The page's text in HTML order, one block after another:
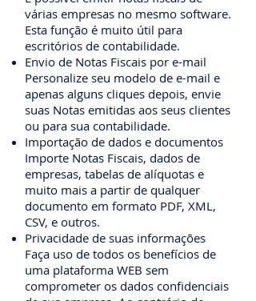
várias empresas no mesmo software.
Esta função é muito útil para
escritórios de contabilidade.
Envio de Notas Fiscais por e-mail
Personalize seu modelo de e-mail e
apenas alguns cliques depois, envie
suas Notas emitidas aos seus clientes
ou para sua contabilidade.
Importação de dados e documentos
Importe Notas Fiscais, dados de
empresas, tabelas de alíquotas e
muito mais a partir de qualquer
documento em formato PDF, XML,
CSV, e outros.
Privacidade de suas informações
Faça uso de todos os benefícios de
uma plataforma WEB sem
comprometer os dados confidenciais